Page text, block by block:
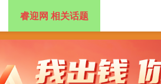
睿迎网 配资开户 炒股配资
睿迎网 相关话题